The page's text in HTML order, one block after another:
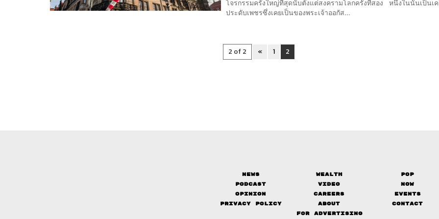
โจรกรรมครั้งใหญ่ที่สุดนับตั้งแต่สงครามโลกครั้งที่สอง หนึ่งในนั้นเป็นเ
ประดับเพชรซึ่งเคยเป็นของพระเจ้าออกัส...
2 of 2 « 1 2
News Wealth
Pop
Podcast
Video
Now
Opinion
Careers
Events
Privacy Policy
About
Contact
FOR ADVERTISING